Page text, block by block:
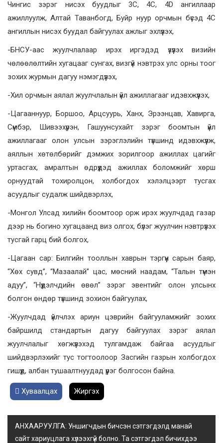
Чингис зэрэг нисэх буудлыг 3C, 4C, 4D ангиллаар
ажиллуулж, Алтай Таванбогд, Буйр нуур орчмын бүсэд 4C
ангиллын нисэх буудал байгуулах ажлыг эхлүүлэх,
-БНСУ-аас жуулчлалаар ирэх иргэдэд үзүүлэх визийн
чөлөөлөлтийн хугацааг сунгах, визгүй нэвтрэх улс орны тоог
зохих журмын дагуу нэмэгдүүлэх,
-Хил орчмын аялал жуулчлалын үйл ажиллагааг идэвхжүүлэх,
-Цагааннуур, Боршоо, Арцсуурь, Ханх, Эрээнцав, Хавирга,
Сүмбэр, Шивээхүрэн, Гашуунсухайт зэрэг боомтын үйл
ажиллагааг олон улсын зэрэглэлийн түвшинд идэвхжүүлж,
аяллын хөтөлбөрийг дэмжих зорилгоор ажиллах цагийг
уртасгах, амралтын өдрүүдэд ажиллах боломжийг хөрш
орнуудтай тохиролцон, холбогдох хэлэлцээрт тусгах
асуудлыг судалж шийдвэрлэх,
-Монгол Улсад хилийн боомтоор орж ирэх жуулчдад газар
дээр нь богино хугацаанд виз олгох, бүлэг жуулчин нэвтрүүлэх
тусгай гарц бий болгох,
-Цагаан сар: Билгийн тооллын хаврын тэргүүн сарын баяр,
“Хөх сувд”, “Мазаалай” цас, мөсний наадам, “Талын түмэн
адуу”, “Нүүдэлчдийн өвөл” зэрэг эвентийг олон улсынх
болгон өндөр түвшинд зохион байгуулах,
-Жуулчдад үйлчлэх ариун цэврийн байгууламжийг зохих
байршилд стандартын дагуу байгуулах зэрэг аялал
жуулчлалыг хөгжүүлэхэд тулгамдаж байгаа асуудлыг
шийдвэрлэхийг тус тогтоолоор Засгийн газрын холбогдох
гишүүд, албан тушаалтнуудад үүрэг болгосон байна.
Хуваалцах Жиргэх
АНХААРУУЛГА: Уншигчдын бичсэн сэтгэгдэлд манай
сайт хариуцлага хүлээхгүй болно. Та сэтгэгдэл бичихдээ